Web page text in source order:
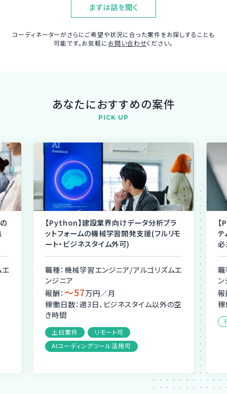
まずは話を聞く
コーディネーターがさらにご希望や状況に合った案件をお探しすることも
可能です。お気軽に お問い合わせください。
あなたにおすすめの案件
PICK UP
【Python】建設業界向けデータ分析プラ
ットフォームの機械学習開発支援(フルリモ
ート・ビジネスタイム外可)
職種：機械学習エンジニア/アルゴリズムエ
ンジニア
報酬： 〜57万円／月
稼働日数：週3日、ビジネスタイム以外の空
き時間
土日案件
リモート可
AIコーディングツール活用可
職
報